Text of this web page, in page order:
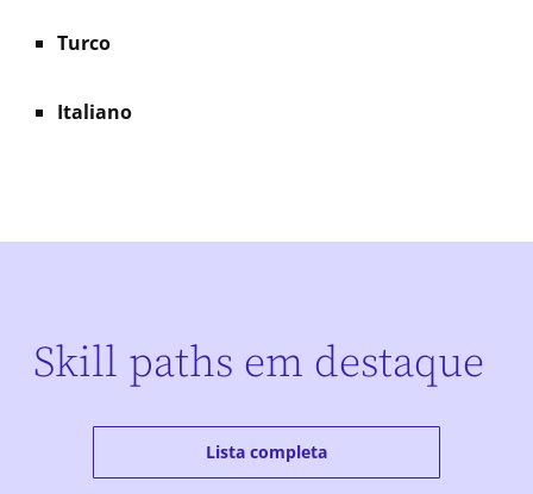
Turco
Italiano
Skill paths em destaque
Lista completa